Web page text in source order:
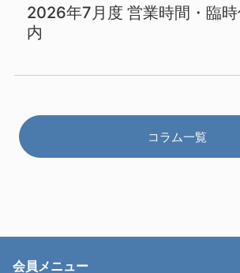
2026年7月度 営業時間・臨
内
コラム一覧
会員メニュー